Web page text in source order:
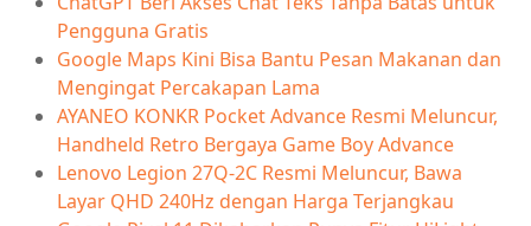
Pengguna Gratis
Google Maps Kini Bisa Bantu Pesan Makanan dan
Mengingat Percakapan Lama
AYANEO KONKR Pocket Advance Resmi Meluncur,
Handheld Retro Bergaya Game Boy Advance
Lenovo Legion 27Q-2C Resmi Meluncur, Bawa
Layar QHD 240Hz dengan Harga Terjangkau